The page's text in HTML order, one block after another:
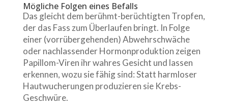
Mögliche Folgen eines Befalls
Das gleicht dem berühmt-berüchtigten Tropfen,
der das Fass zum Überlaufen bringt. In Folge
einer (vorrübergehenden) Abwehrschwäche
oder nachlassender Hormonproduktion zeigen
Papillom-Viren ihr wahres Gesicht und lassen
erkennen, wozu sie fähig sind: Statt harmloser
Hautwucherungen produzieren sie Krebs-
Geschwüre.